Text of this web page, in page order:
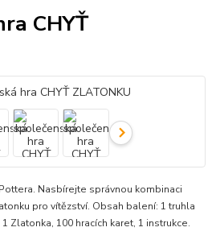
CHYŤ
Nasbírejte správnou kombinaci
pro vítězství. Obsah balení: 1 truhla
Zlatonka, 100 hracích karet, 1 instrukce.